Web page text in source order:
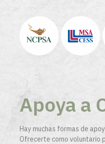
Apoya a
Hay muchas formas de
Ofrecerte como voluntario